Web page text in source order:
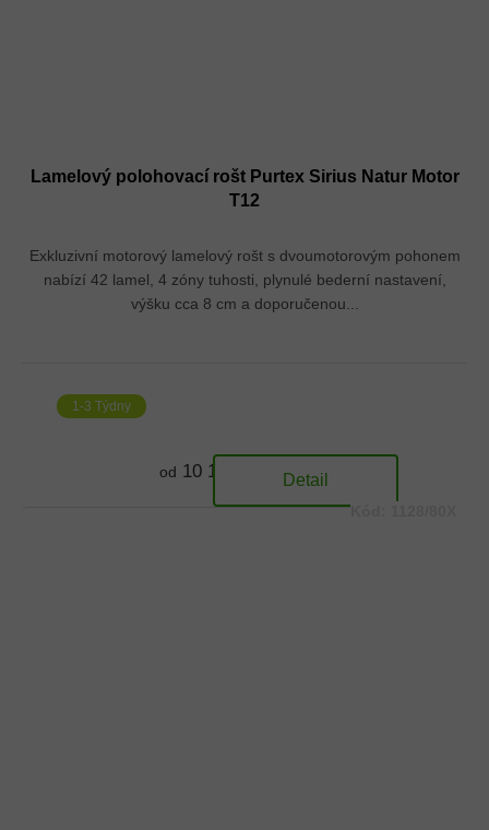
Lamelový polohovací rošt Purtex Sirius Natur Motor
T12
Exkluzivní motorový lamelový rošt s dvoumotorovým pohonem
nabízí 42 lamel, 4 zóny tuhosti, plynulé bederní nastavení,
výšku cca 8 cm a doporučenou...
1-3 Týdny
od 10 174 Kč Detail